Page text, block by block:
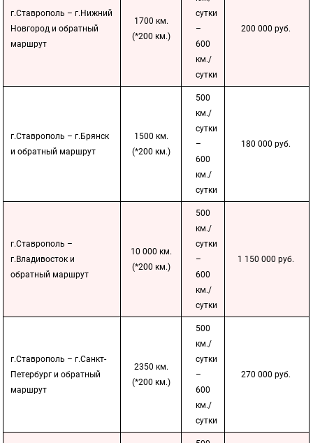
г.Ставрополь – г.Нижний
Новгород и обратный
маршрут
1700 км.
(*200 км.)
сутки
–
600
км./
сутки
200 000 руб.
г.Ставрополь – г.Брянск
и обратный маршрут
1500 км.
(*200 км.)
500
км./
сутки
–
600
км./
сутки
180 000 руб.
г.Ставрополь –
г.Владивосток и
обратный маршрут
10 000 км.
(*200 км.)
500
км./
сутки
–
600
км./
сутки
1 150 000 руб.
г.Ставрополь – г.Санкт-
Петербург и обратный
маршрут
2350 км.
(*200 км.)
500
км./
сутки
–
600
км./
сутки
270 000 руб.